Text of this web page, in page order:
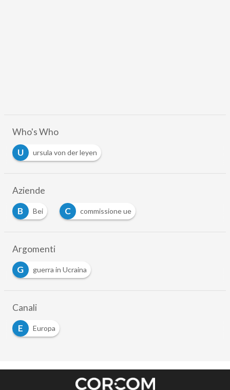
Who's Who
U
ursula von der leyen
Aziende
B
Bei C commissione ue
Argomenti
G
guerra in Ucraina
Canali
E
Europa